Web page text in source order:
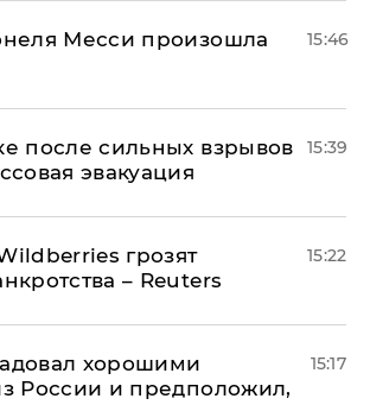
Месси произошла
15:46
после сильных взрывов
эвакуация
15:39
грозят
– Reuters
15:22
хорошими
России и предположил,
15:17